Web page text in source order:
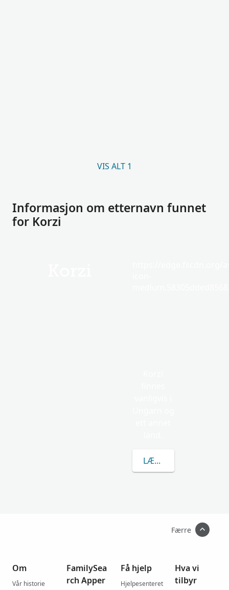
VIS ALT 1
Informasjon om etternavn funnet
for Korzi
LÆR MER OM KORZI
Færre
Om
Vår historie
FamilySea
rch Apper
Få hjelp
Hjelpesenteret
Hva vi
tilbyr